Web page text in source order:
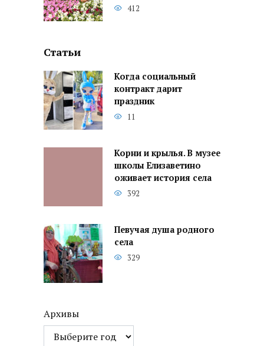
412
Статьи
Когда социальный
контракт дарит
праздник
11
Корни и крылья. В музее
школы Елизаветино
оживает история села
392
Певучая душа родного
села
329
Архивы